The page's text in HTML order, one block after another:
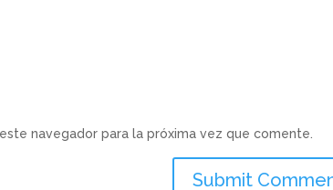
navegador para la próxima vez que comente.